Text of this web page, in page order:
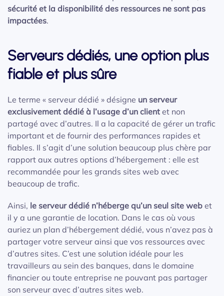
sécurité et la disponibilité des ressources ne sont pas
impactées.
Serveurs dédiés, une option plus
fiable et plus sûre
Le terme « serveur dédié » désigne un serveur
exclusivement dédié à l’usage d’un client et non
partagé avec d’autres. Il a la capacité de gérer un trafic
important et de fournir des performances rapides et
fiables. Il s’agit d’une solution beaucoup plus chère par
rapport aux autres options d’hébergement : elle est
recommandée pour les grands sites web avec
beaucoup de trafic.
Ainsi, le serveur dédié n’héberge qu’un seul site web et
il y a une garantie de location. Dans le cas où vous
auriez un plan d’hébergement dédié, vous n’avez pas à
partager votre serveur ainsi que vos ressources avec
d’autres sites. C’est une solution idéale pour les
travailleurs au sein des banques, dans le domaine
financier ou toute entreprise ne pouvant pas partager
son serveur avec d’autres sites web.